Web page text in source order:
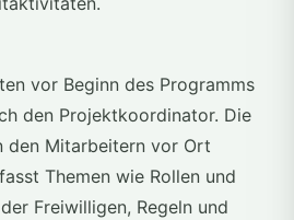
vor Beginn des Programms
den Projektkoordinator. Die
den Mitarbeitern vor Ort
Themen wie Rollen und
Freiwilligen, Regeln und